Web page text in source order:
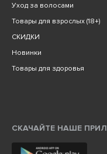
Уход за волосами
Товары для взрослых (18+)
СКИДКИ
Новинки
Товары для здоровья
СКАЧАЙТЕ НАШЕ